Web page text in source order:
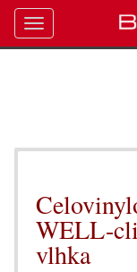
WELL-
vlhka
Toggle
navigation